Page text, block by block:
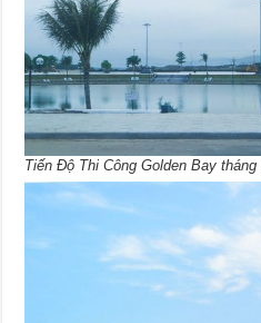
Tiến Độ Thi Công Golden Bay